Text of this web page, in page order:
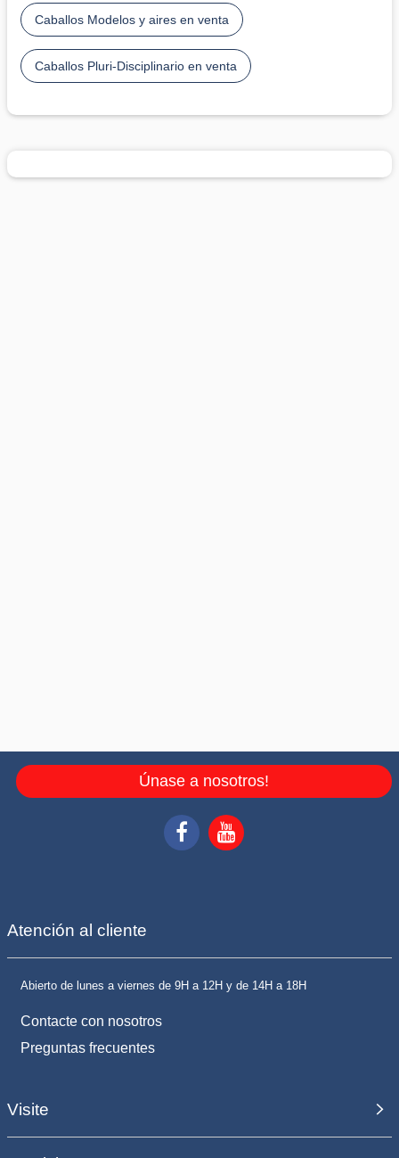
Caballos Modelos y aires en venta
Caballos Pluri-Disciplinario en venta
Únase a nosotros!
Atención al cliente
Abierto de lunes a viernes de 9H a 12H y de 14H a 18H
Contacte con nosotros
Preguntas frecuentes
Visite